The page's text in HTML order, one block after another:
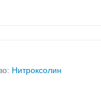
Нитроксолин